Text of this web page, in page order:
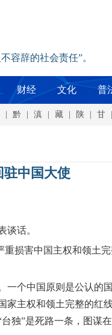
容辞的社会责任”。
财经 文化 普
黔 滇 藏 陕 甘
驻中国大使
话。
损害中国主权和领土
个中国原则是公认的
家主权和领土完整的红
独”是死路一条，图谋